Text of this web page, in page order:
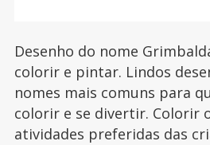
Desenho do nome
colorir e pintar. Lindos
nomes mais comuns para
colorir e se divertir. Colorir
atividades preferidas das